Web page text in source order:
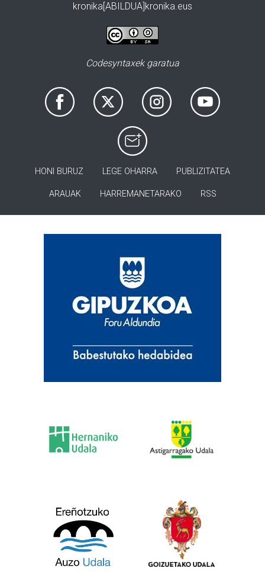
kronika[ABILDUA]kronika.eus
Codesyntaxek garatua
HONI BURUZ LEGE OHARRA PUBLIZITATEA
ARAUAK HARREMANETARAKO RSS